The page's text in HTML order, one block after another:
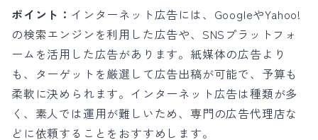
ポイント： インターネット広告には、GoogleやYahoo!
の検索エンジンを利用した広告や、SNSプラットフォ
ームを活用した広告があります。紙媒体の広告より
も、ターゲットを厳選して広告出稿が可能で、予算も
柔軟に決められます。 インターネット広告は種類が多
く、素人では運用が難しいため、専門の広告代理店な
どに依頼することをおすすめします。